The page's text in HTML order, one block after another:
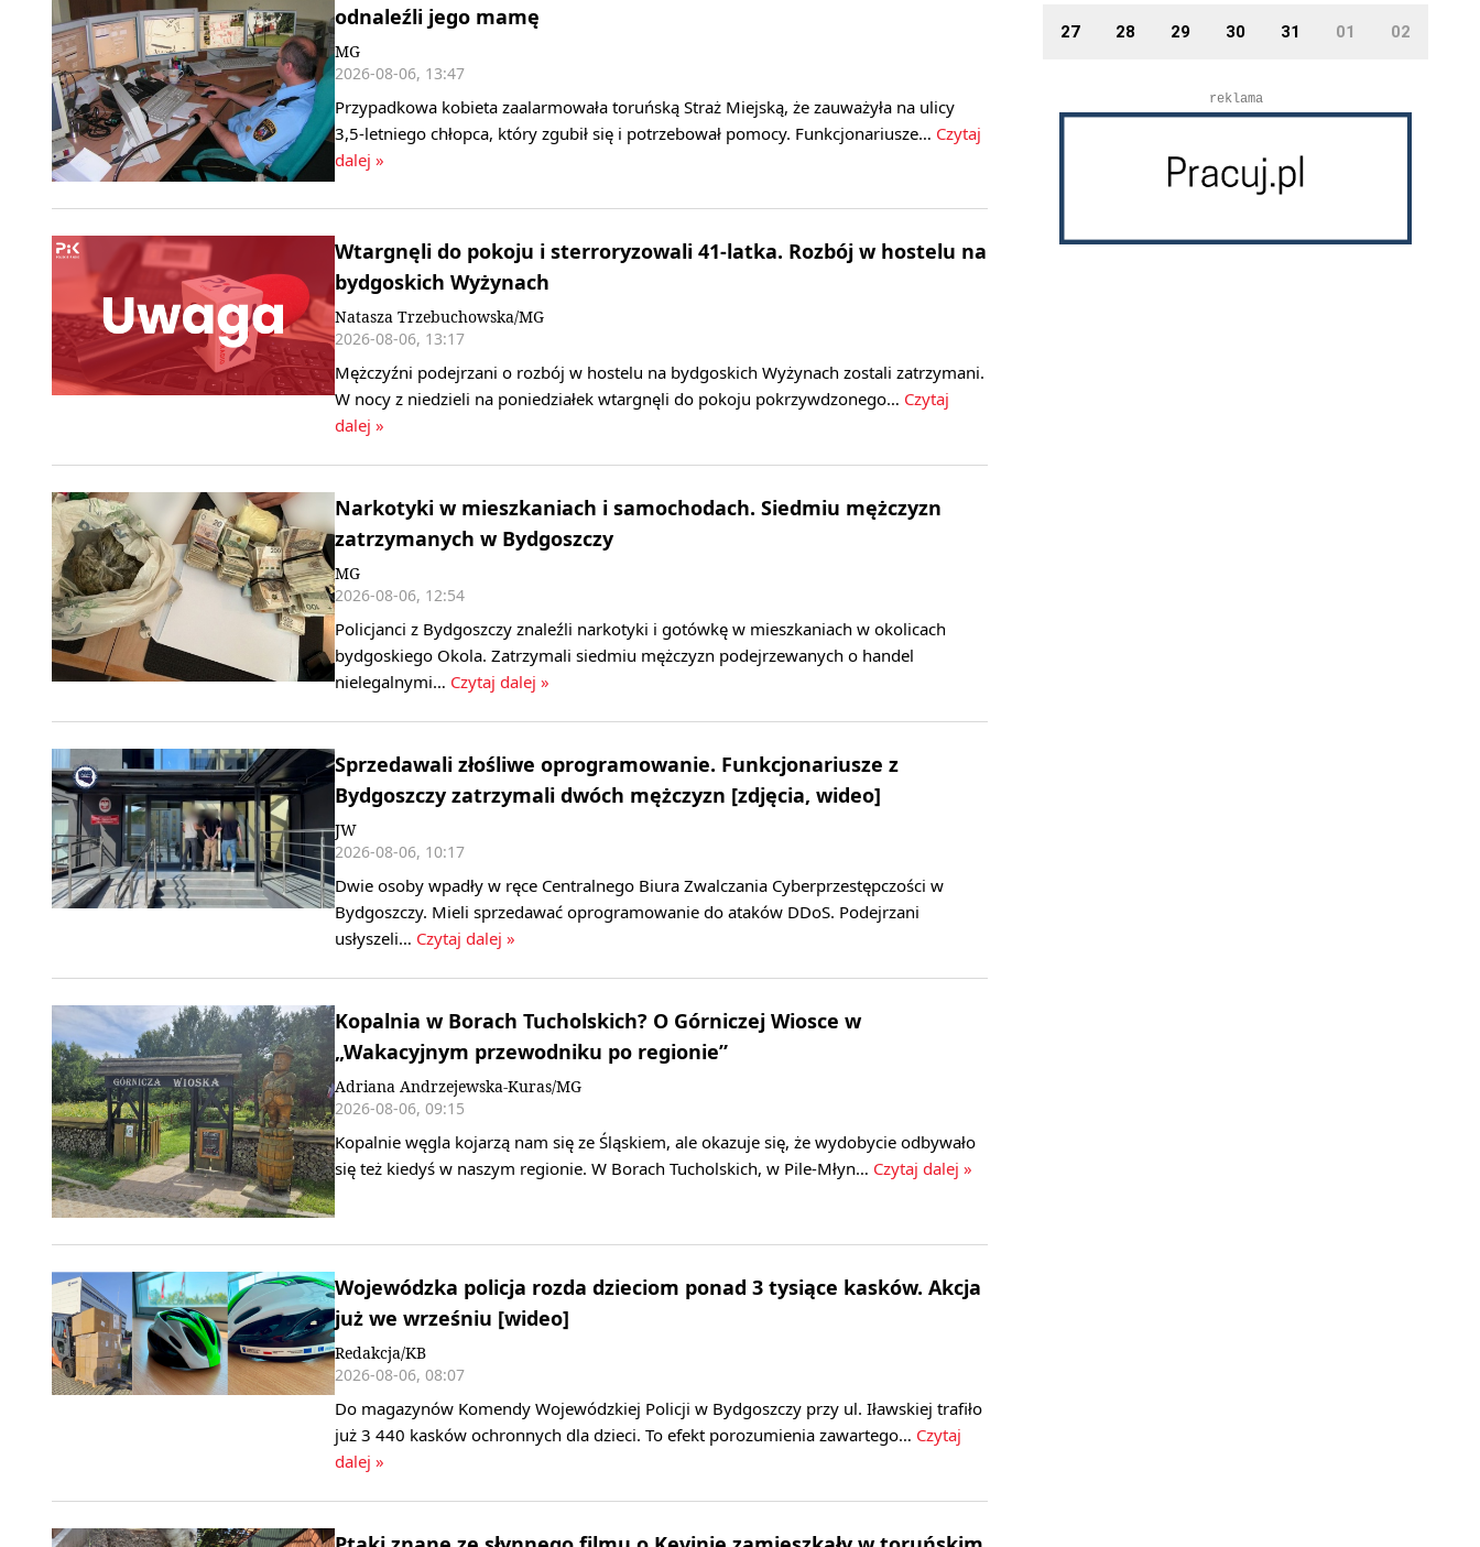
odnaleźli jego mamę
MG
2026-08-06, 13:47
Przypadkowa kobieta zaalarmowała toruńską Straż Miejską, że zauważyła na ulicy
3,5-letniego chłopca, który zgubił się i potrzebował pomocy. Funkcjonariusze… Czytaj
dalej »
Wtargnęli do pokoju i sterroryzowali 41-latka. Rozbój w hostelu na
bydgoskich Wyżynach
Natasza Trzebuchowska/MG
2026-08-06, 13:17
Mężczyźni podejrzani o rozbój w hostelu na bydgoskich Wyżynach zostali zatrzymani.
W nocy z niedzieli na poniedziałek wtargnęli do pokoju pokrzywdzonego… Czytaj
dalej »
Narkotyki w mieszkaniach i samochodach. Siedmiu mężczyzn
zatrzymanych w Bydgoszczy
MG
2026-08-06, 12:54
Policjanci z Bydgoszczy znaleźli narkotyki i gotówkę w mieszkaniach w okolicach
bydgoskiego Okola. Zatrzymali siedmiu mężczyzn podejrzewanych o handel
nielegalnymi… Czytaj dalej »
Sprzedawali złośliwe oprogramowanie. Funkcjonariusze z
Bydgoszczy zatrzymali dwóch mężczyzn [zdjęcia, wideo]
JW
2026-08-06, 10:17
Dwie osoby wpadły w ręce Centralnego Biura Zwalczania Cyberprzestępczości w
Bydgoszczy. Mieli sprzedawać oprogramowanie do ataków DDoS. Podejrzani
usłyszeli… Czytaj dalej »
Kopalnia w Borach Tucholskich? O Górniczej Wiosce w
„Wakacyjnym przewodniku po regionie”
Adriana Andrzejewska-Kuras/MG
2026-08-06, 09:15
Kopalnie węgla kojarzą nam się ze Śląskiem, ale okazuje się, że wydobycie odbywało
się też kiedyś w naszym regionie. W Borach Tucholskich, w Pile-Młyn… Czytaj dalej »
Wojewódzka policja rozda dzieciom ponad 3 tysiące kasków. Akcja
już we wrześniu [wideo]
Redakcja/KB
2026-08-06, 08:07
Do magazynów Komendy Wojewódzkiej Policji w Bydgoszczy przy ul. Iławskiej trafiło
już 3 440 kasków ochronnych dla dzieci. To efekt porozumienia zawartego… Czytaj
dalej »
27 28 29 30 31 01 02
reklama